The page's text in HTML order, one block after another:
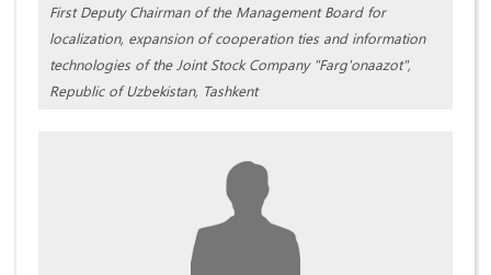
First Deputy Chairman of the Management Board for
localization, expansion of cooperation ties and information
technologies of the Joint Stock Company "Farg'onaazot",
Republic of Uzbekistan, Tashkent